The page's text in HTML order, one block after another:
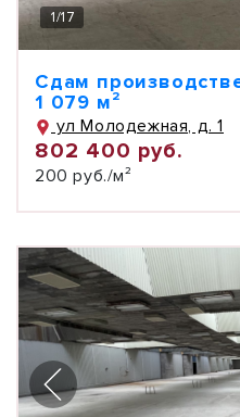
1/17
Сдам
1 079 м²
ул Молодежная, д. 1
802 400 руб.
200 руб./м²